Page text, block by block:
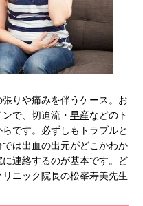
りや痛みを伴うケース。お
で、切迫流・ 早産などのト
です。必ずしもトラブルと
は出血の出元がどこかわか
連絡するのが基本です。ど
ニック院長の松峯寿美先生